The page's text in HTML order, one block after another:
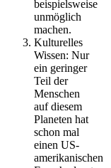
beispielsweise
unmöglich
machen.
Kulturelles
Wissen: Nur
ein geringer
Teil der
Menschen
auf diesem
Planeten hat
schon mal
einen US-
amerikanischen